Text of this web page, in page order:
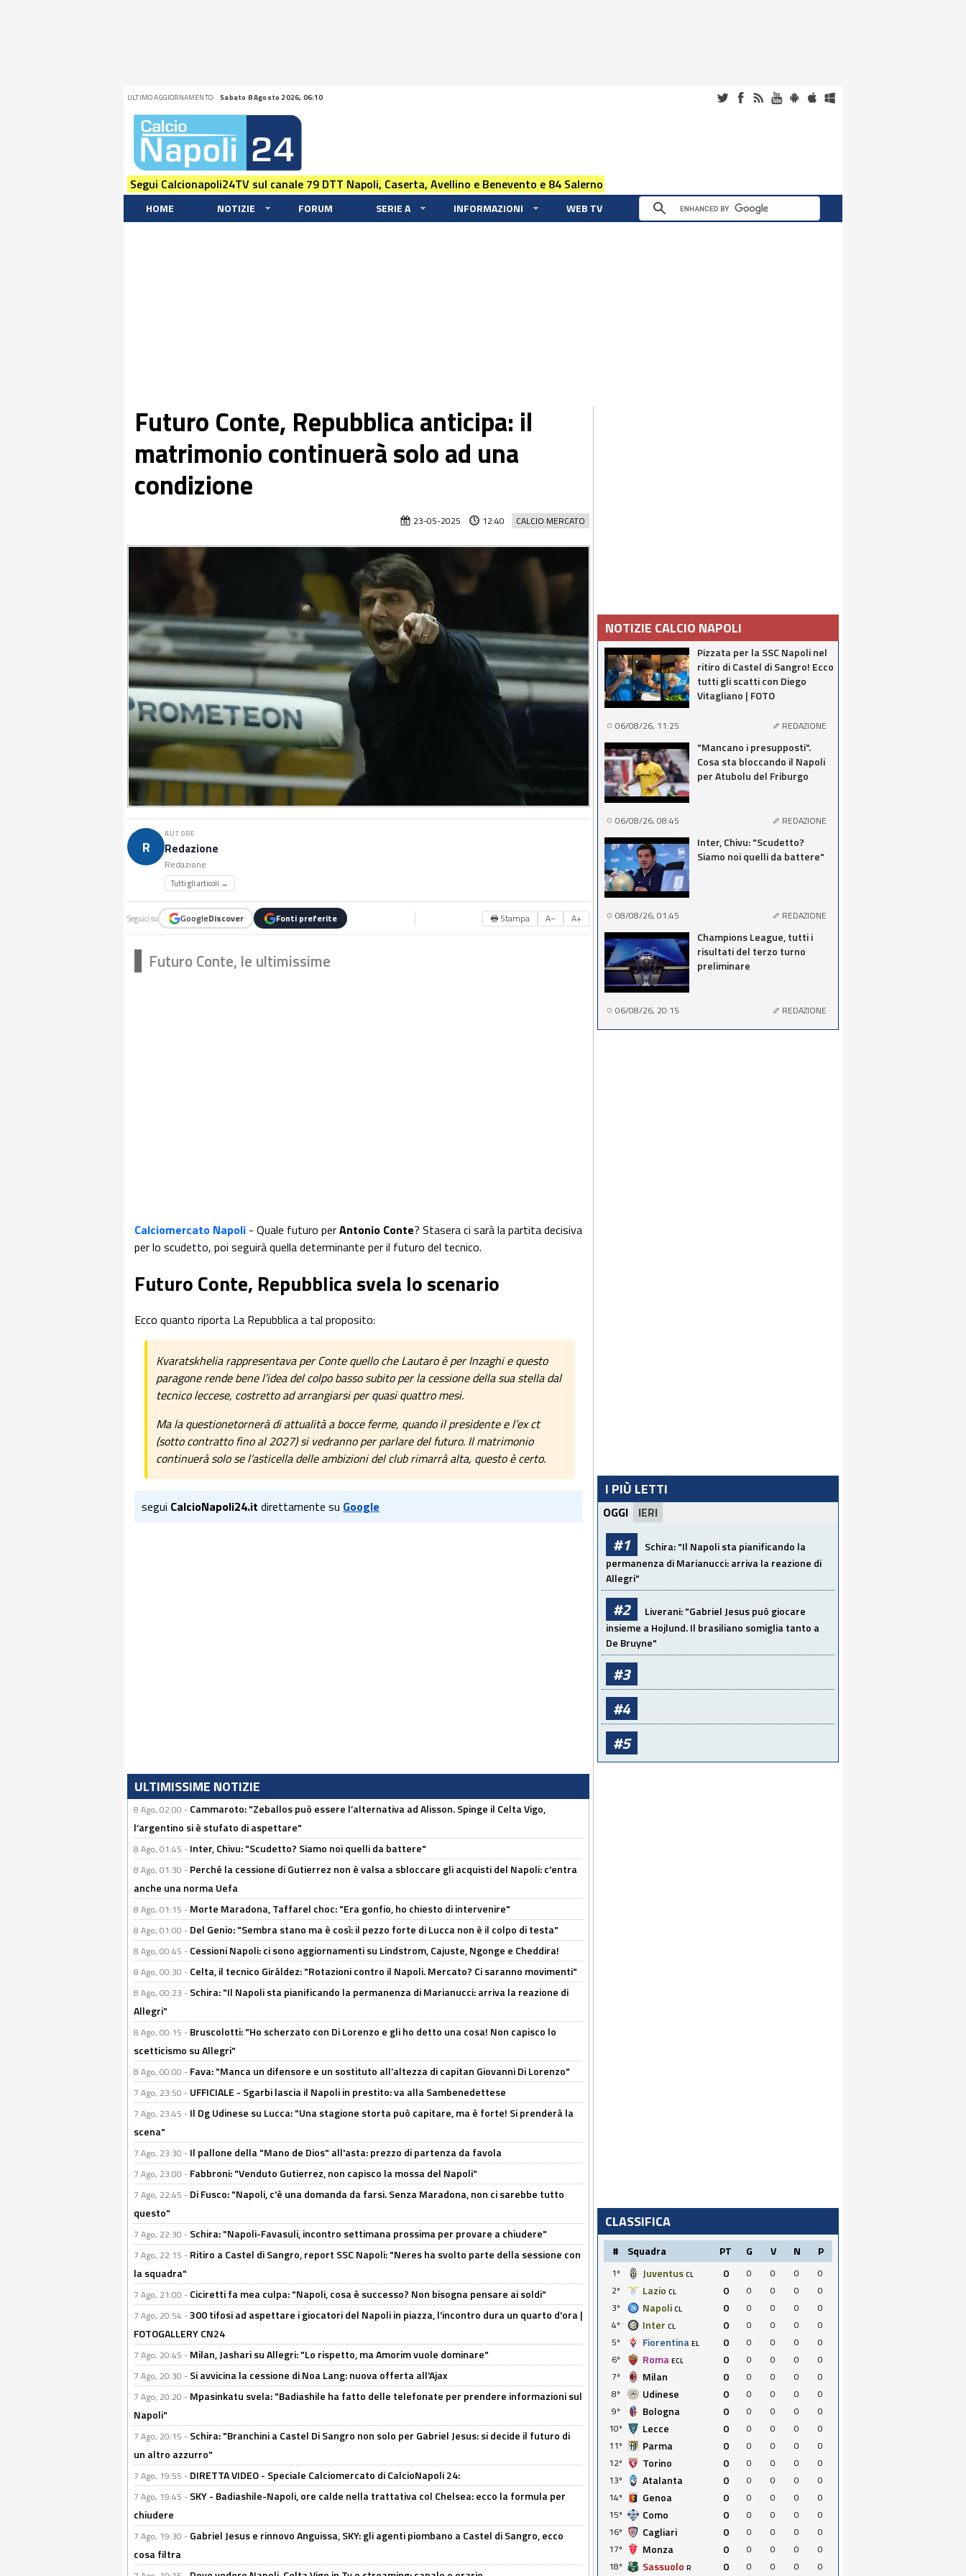
ULTIMO AGGIORNAMENTO: Sabato 8 Agosto 2026, 06:10
Segui Calcionapoli24TV sul canale 79 DTT Napoli, Caserta, Avellino e Benevento e 84 Salerno
HOME NOTIZIE FORUM SERIE A INFORMAZIONI WEB TV
Futuro Conte, Repubblica anticipa: il
matrimonio continuerà solo ad una
condizione
CALCIO MERCATO
23-05-2025 12:40
R
AUTORE
Redazione
Redazione
Tutti gli articoli →
Seguici su GoogleDiscover Fonti preferite 🖶 Stampa A− A+
Futuro Conte, le ultimissime
Calciomercato Napoli - Quale futuro perAntonio Conte? Stasera ci sarà la partita decisiva
per lo scudetto, poi seguirà quella determinante per il futuro del tecnico.
Futuro Conte, Repubblica svela lo scenario
Ecco quanto riporta La Repubblica a tal proposito:
Kvaratskhelia rappresentava per Conte quello che Lautaro è per Inzaghi e questo
paragone rende bene l’idea del colpo basso subito per la cessione della sua stella dal
tecnico leccese, costretto ad arrangiarsi per quasi quattro mesi.
Ma la questionetornerà di attualità a bocce ferme, quando il presidente e l’ex ct
(sotto contratto fino al 2027) si vedranno per parlare del futuro. Il matrimonio
continuerà solo se l’asticella delle ambizioni del club rimarrà alta, questo è certo.
segui CalcioNapoli24.it direttamente su Google
ULTIMISSIME NOTIZIE
8 Ago, 02:00 - Cammaroto: "Zeballos può essere l’alternativa ad Alisson. Spinge il Celta Vigo,
l’argentino si è stufato di aspettare"
8 Ago, 01:45 - Inter, Chivu: "Scudetto? Siamo noi quelli da battere"
8 Ago, 01:30 - Perché la cessione di Gutierrez non è valsa a sbloccare gli acquisti del Napoli: c'entra
anche una norma Uefa
8 Ago, 01:15 - Morte Maradona, Taffarel choc: "Era gonfio, ho chiesto di intervenire"
8 Ago, 01:00 - Del Genio: "Sembra stano ma è così: il pezzo forte di Lucca non è il colpo di testa"
8 Ago, 00:45 - Cessioni Napoli: ci sono aggiornamenti su Lindstrom, Cajuste, Ngonge e Cheddira!
8 Ago, 00:30 - Celta, il tecnico Giráldez: "Rotazioni contro il Napoli. Mercato? Ci saranno movimenti"
8 Ago, 00:23 - Schira: "Il Napoli sta pianificando la permanenza di Marianucci: arriva la reazione di
Allegri"
8 Ago, 00:15 - Bruscolotti: "Ho scherzato con Di Lorenzo e gli ho detto una cosa! Non capisco lo
scetticismo su Allegri"
8 Ago, 00:00 - Fava: "Manca un difensore e un sostituto all’altezza di capitan Giovanni Di Lorenzo"
7 Ago, 23:50 - UFFICIALE - Sgarbi lascia il Napoli in prestito: va alla Sambenedettese
7 Ago, 23:45 - Il Dg Udinese su Lucca: "Una stagione storta può capitare, ma è forte! Si prenderà la
scena"
7 Ago, 23:30 - Il pallone della "Mano de Dios" all'asta: prezzo di partenza da favola
7 Ago, 23:00 - Fabbroni: "Venduto Gutierrez, non capisco la mossa del Napoli"
7 Ago, 22:45 - Di Fusco: "Napoli, c'è una domanda da farsi. Senza Maradona, non ci sarebbe tutto
questo"
7 Ago, 22:30 - Schira: "Napoli-Favasuli, incontro settimana prossima per provare a chiudere"
7 Ago, 22:15 - Ritiro a Castel di Sangro, report SSC Napoli: "Neres ha svolto parte della sessione con
la squadra"
7 Ago, 21:00 - Ciciretti fa mea culpa: "Napoli, cosa è successo? Non bisogna pensare ai soldi"
7 Ago, 20:54 -300 tifosi ad aspettare i giocatori del Napoli in piazza, l'incontro dura un quarto d'ora |
FOTOGALLERY CN24
7 Ago, 20:45 - Milan, Jashari su Allegri: "Lo rispetto, ma Amorim vuole dominare"
7 Ago, 20:30 - Si avvicina la cessione di Noa Lang: nuova offerta all'Ajax
7 Ago, 20:20 - Mpasinkatu svela: "Badiashile ha fatto delle telefonate per prendere informazioni sul
Napoli"
7 Ago, 20:15 - Schira: "Branchini a Castel Di Sangro non solo per Gabriel Jesus: si decide il futuro di
un altro azzurro"
7 Ago, 19:55 - DIRETTA VIDEO - Speciale Calciomercato di CalcioNapoli 24:
7 Ago, 19:45 - SKY - Badiashile-Napoli, ore calde nella trattativa col Chelsea: ecco la formula per
chiudere
7 Ago, 19:30 - Gabriel Jesus e rinnovo Anguissa, SKY: gli agenti piombano a Castel di Sangro, ecco
cosa filtra
NOTIZIE CALCIO NAPOLI
Pizzata per la SSC Napoli nel
ritiro di Castel di Sangro! Ecco
tutti gli scatti con Diego
Vitagliano | FOTO
06/08/26, 11:25 REDAZIONE
"Mancano i presupposti".
Cosa sta bloccando il Napoli
per Atubolu del Friburgo
06/08/26, 08:45 REDAZIONE
Inter, Chivu: "Scudetto?
Siamo noi quelli da battere"
08/08/26, 01:45 REDAZIONE
Champions League, tutti i
risultati del terzo turno
preliminare
06/08/26, 20:15 REDAZIONE
I PIÙ LETTI
OGGI IERI
#1
Schira: "Il Napoli sta pianificando la
permanenza di Marianucci: arriva la reazione di
Allegri"
#2
Liverani: "Gabriel Jesus può giocare
insieme a Hojlund. Il brasiliano somiglia tanto a
De Bruyne"
#3
#4
#5
CLASSIFICA
# Squadra PT G V N P
1º Juventus CL 0 0 0 0
0
2º
Lazio CL 0 0 0 0
0
3º
Napoli CL 0 0 0 0
0
4º
Inter CL 0 0 0 0
0
5º
Fiorentina EL 0 0 0 0
0
6º
Roma ECL 0 0 0 0
0
7º
Milan 0 0 0 0
0
8º
Udinese 0 0 0 0
0
9º
Bologna 0 0 0 0
0
10º
Lecce 0 0 0 0
0
11º
Parma 0 0 0 0
0
12º
Torino 0 0 0 0
0
13º
Atalanta 0 0 0 0
0
14º
Genoa 0 0 0 0
0
15º
Como 0 0 0 0
0
16º
Cagliari 0 0 0 0
0
17º
Monza 0 0 0 0
0
18º
Sassuolo R 0 0 0 0 0